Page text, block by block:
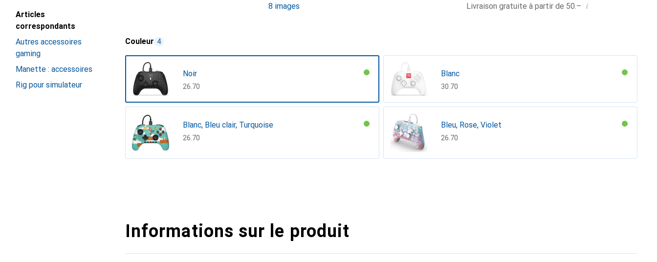
Articles
correspondants
Autres accessoires
gaming
Manette : accessoires
Rig pour simulateur
8 images Livraison gratuite à partir de 50.– i
Couleur 4
Noir
CHF
26.70
Blanc
CHF
30.70
Blanc, Bleu clair, Turquoise
CHF
26.70
Bleu, Rose, Violet
CHF
26.70
Informations sur le produit